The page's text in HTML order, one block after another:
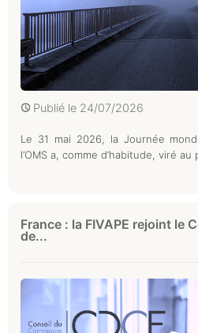
Publié le 24/07/2026
Le 31 mai 2026, la Journée
l’OMS a, comme d’habitude, viré
France : la FIVAPE rejoint le
de...